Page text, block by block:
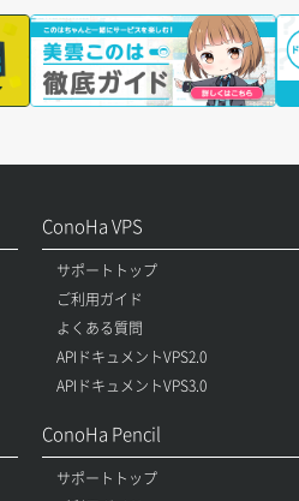
ConoHa VPS
サポートトップ
ご利用ガイド
よくある質問
APIドキュメントVPS2.0
APIドキュメントVPS3.0
ConoHa Pencil
サポートトップ